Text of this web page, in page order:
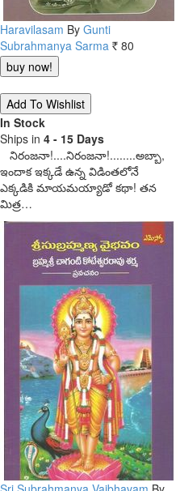
Haravilasam By Gunti
Subrahmanya Sarma Rs. 80
In Stock
Ships in 4 - 15 Days
నిరంజనా!....నిరంజనా!........అబ్బా,
ఇందాక ఇక్కడే ఉన్న విడింతలోనే
ఎక్కడికి మాయమయ్యాడో కథా! తన
మిత్ర…